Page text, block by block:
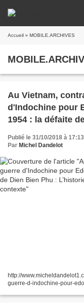
Accueil » MOBILE.ARCHIVES
Au Vietnam,
d'Indochine pour
1954 : la défaite
Alain Ruscio la
Publié le 31/10/2018 à 17:13
Par Michel Dandelot
http://
guerre-d-indochine-pour-